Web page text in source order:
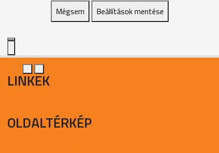
Mégsem Beállítások mentése
LINKEK
OLDALTÉRKÉP